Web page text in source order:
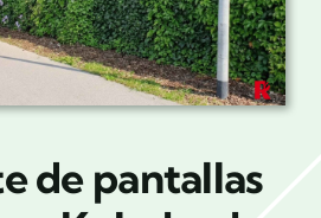
de pantallas